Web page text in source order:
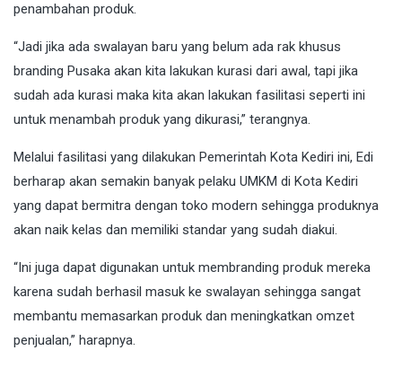
penambahan produk.
“Jadi jika ada swalayan baru yang belum ada rak khusus
branding Pusaka akan kita lakukan kurasi dari awal, tapi jika
sudah ada kurasi maka kita akan lakukan fasilitasi seperti ini
untuk menambah produk yang dikurasi,” terangnya.
Melalui fasilitasi yang dilakukan Pemerintah Kota Kediri ini, Edi
berharap akan semakin banyak pelaku UMKM di Kota Kediri
yang dapat bermitra dengan toko modern sehingga produknya
akan naik kelas dan memiliki standar yang sudah diakui.
“Ini juga dapat digunakan untuk membranding produk mereka
karena sudah berhasil masuk ke swalayan sehingga sangat
membantu memasarkan produk dan meningkatkan omzet
penjualan,” harapnya.